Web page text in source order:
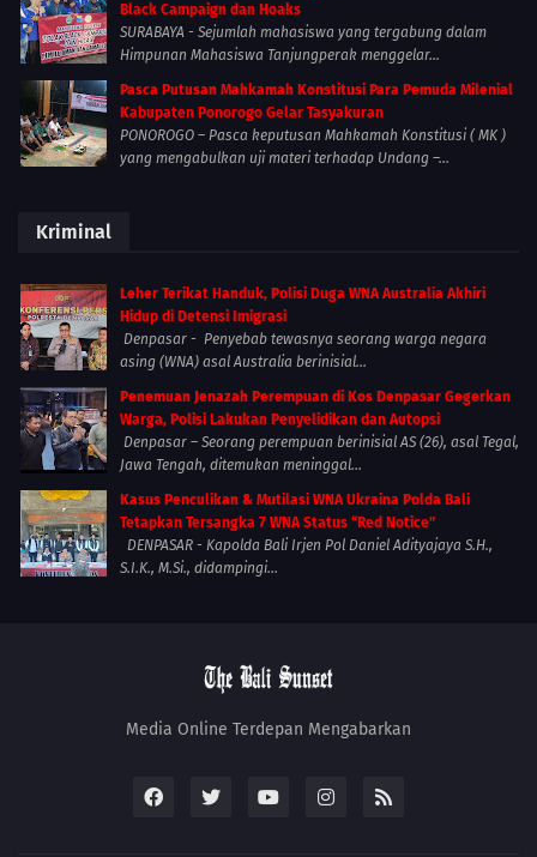
Black Campaign dan Hoaks
SURABAYA - Sejumlah mahasiswa yang tergabung dalam
Himpunan Mahasiswa Tanjungperak menggelar...
Pasca Putusan Mahkamah Konstitusi Para Pemuda Milenial
Kabupaten Ponorogo Gelar Tasyakuran
PONOROGO – Pasca keputusan Mahkamah Konstitusi ( MK )
yang mengabulkan uji materi terhadap Undang –...
Kriminal
Leher Terikat Handuk, Polisi Duga WNA Australia Akhiri
Hidup di Detensi Imigrasi
Denpasar - Penyebab tewasnya seorang warga negara
asing (WNA) asal Australia berinisial...
Penemuan Jenazah Perempuan di Kos Denpasar Gegerkan
Warga, Polisi Lakukan Penyelidikan dan Autopsi
Denpasar – Seorang perempuan berinisial AS (26), asal Tegal,
Jawa Tengah, ditemukan meninggal...
Kasus Penculikan & Mutilasi WNA Ukraina Polda Bali
Tetapkan Tersangka 7 WNA Status “Red Notice”
DENPASAR - Kapolda Bali Irjen Pol Daniel Adityajaya S.H.,
S.I.K., M.Si., didampingi...
Media Online Terdepan Mengabarkan